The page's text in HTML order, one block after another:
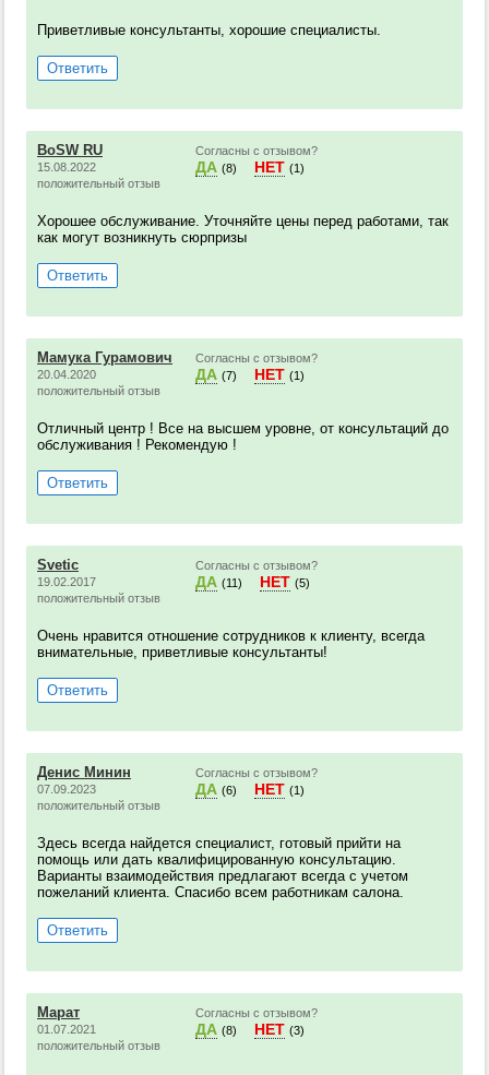
Приветливые консультанты, хорошие специалисты.
Ответить
BoSW RU
15.08.2022
положительный отзыв
Согласны с отзывом?
ДА (8) НЕТ (1)
Хорошее обслуживание. Уточняйте цены перед работами, так
как могут возникнуть сюрпризы
Ответить
Мамука Гурамович
20.04.2020
положительный отзыв
Согласны с отзывом?
ДА (7) НЕТ (1)
Отличный центр ! Все на высшем уровне, от консультаций до
обслуживания ! Рекомендую !
Ответить
Svetic
19.02.2017
положительный отзыв
Согласны с отзывом?
ДА (11) НЕТ (5)
Очень нравится отношение сотрудников к клиенту, всегда
внимательные, приветливые консультанты!
Ответить
Денис Минин
07.09.2023
положительный отзыв
Согласны с отзывом?
ДА (6) НЕТ (1)
Здесь всегда найдется специалист, готовый прийти на
помощь или дать квалифицированную консультацию.
Варианты взаимодействия предлагают всегда с учетом
пожеланий клиента. Спасибо всем работникам салона.
Ответить
Марат
01.07.2021
положительный отзыв
Согласны с отзывом?
ДА (8) НЕТ (3)